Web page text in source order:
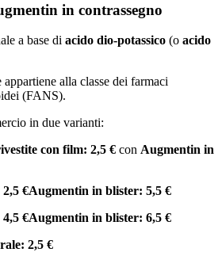
in contrassegno
a base di acido dio-potassico (o acido
alla classe dei farmaci
(FANS).
in due varianti:
con film: 2,5 € con Augmentin in
€Augmentin in blister: 5,5 €
€Augmentin in blister: 6,5 €
2,5 €